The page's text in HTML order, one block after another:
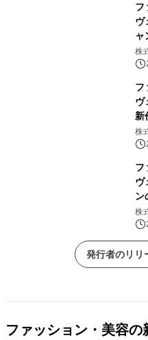
フ
ヴ
ャ
株
フ
ヴ
新
株
フ
ヴ
ン
株
発行者のリリ
ファッション・美容の